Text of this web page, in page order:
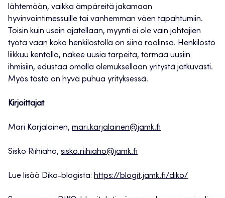
lähtemään, vaikka ämpäreitä jakamaan
hyvinvointimessuille tai vanhemman väen tapahtumiin.
Toisin kuin usein ajatellaan, myynti ei ole vain johtajien
työtä vaan koko henkilöstöllä on siinä roolinsa. Henkilöstö
liikkuu kentällä, näkee uusia tarpeita, törmää uusiin
ihmisiin, edustaa omalla olemuksellaan yritystä jatkuvasti.
Myös tästä on hyvä puhua yrityksessä.
Kirjoittajat:
Mari Karjalainen, mari.karjalainen@jamk.fi
Sisko Riihiaho, sisko.riihiaho@jamk.fi
Lue lisää Diko-blogista: https://blogit.jamk.fi/diko/